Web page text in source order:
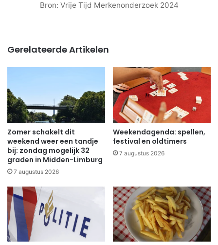
Bron: Vrije Tijd Merkenonderzoek 2024
Gerelateerde Artikelen
Zomer schakelt dit
weekend weer een tandje
bij: zondag mogelijk 32
graden in Midden-Limburg
7 augustus 2026
Weekendagenda: spellen,
festival en oldtimers
7 augustus 2026